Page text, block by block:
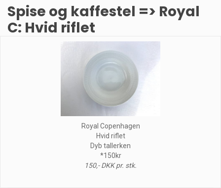
Spise og kaffestel => Royal
C: Hvid riflet
Royal Copenhagen
Hvid riflet
Dyb tallerken
*150kr
150,- DKK pr. stk.